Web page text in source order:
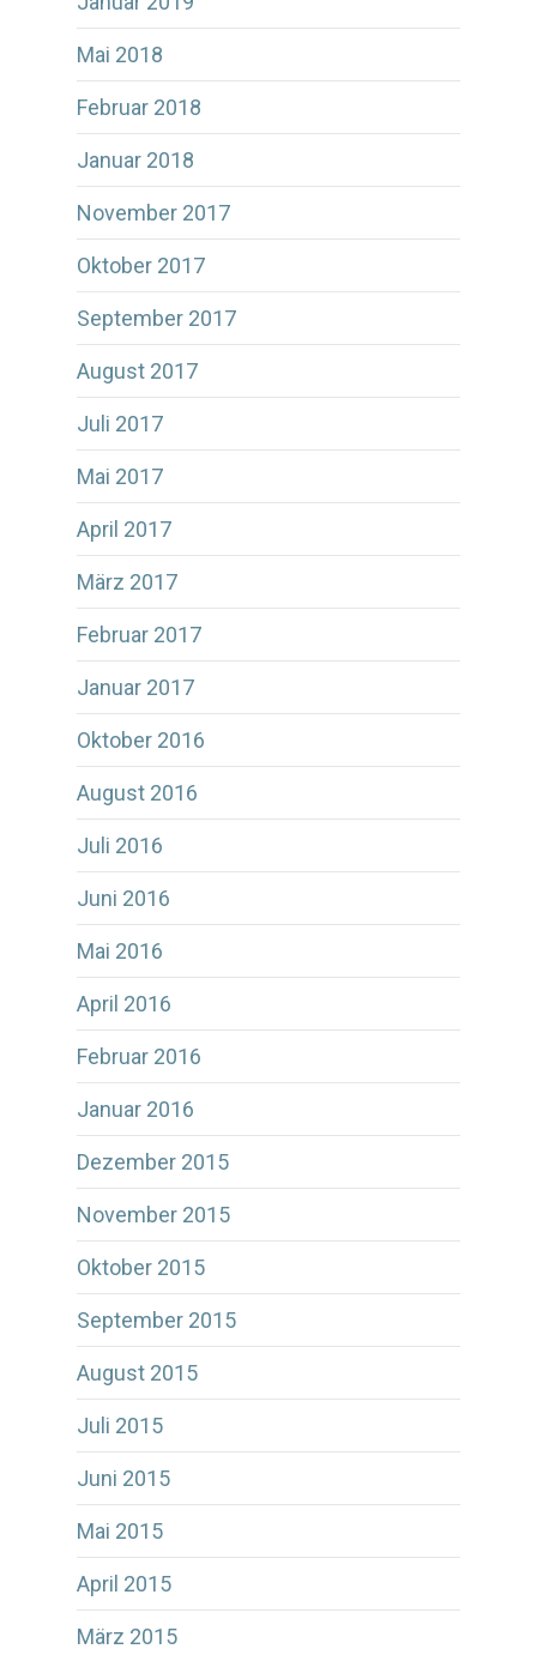
Mai 2018
Februar 2018
Januar 2018
November 2017
Oktober 2017
September 2017
August 2017
Juli 2017
Mai 2017
April 2017
März 2017
Februar 2017
Januar 2017
Oktober 2016
August 2016
Juli 2016
Juni 2016
Mai 2016
April 2016
Februar 2016
Januar 2016
Dezember 2015
November 2015
Oktober 2015
September 2015
August 2015
Juli 2015
Juni 2015
Mai 2015
April 2015
März 2015